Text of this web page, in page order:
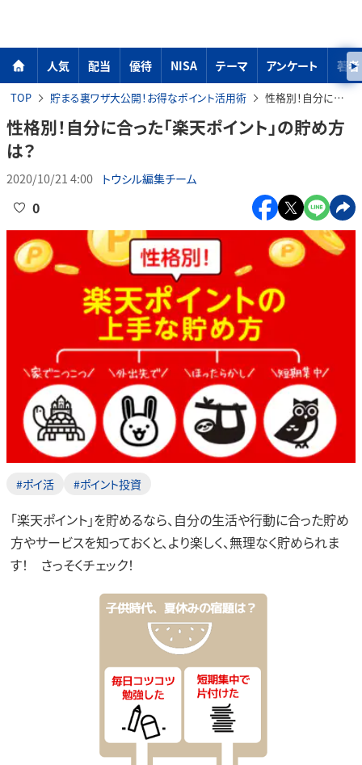
人気 配当 優待 NISA テーマ アンケート 著者
TOP 貯まる裏ワザ大公開！お得なポイント活用術 性格別！自分に合った「楽天ポイント」の貯め方は？
性格別！自分に合った「楽天ポイント」の貯め方
は？
2020/10/21 4:00 トウシル編集チーム
0
#ポイ活 #ポイント投資
「楽天ポイント」を貯めるなら、自分の生活や行動に合った貯め
方やサービスを知っておくと、より楽しく、無理なく貯められま
す！ さっそくチェック！